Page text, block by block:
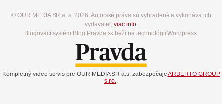
© OUR MEDIA SR a. s. 2026. Autorské práva sú vyhradené a vykonáva ich
vydavateľ, viac info.
Blogovací systém Blog.Pravda.sk beží na technológií Wordpress.
Kompletný video servis pre OUR MEDIA SR a.s. zabezpečuje ARBERTO GROUP
s.r.o..